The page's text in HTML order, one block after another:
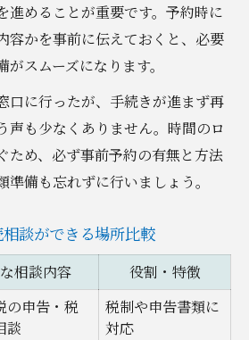
進めることが重要です。予約時に
容かを事前に伝えておくと、必要
スムーズになります。
口に行ったが、手続きが進まず再
声も少なくありません。時間のロ
ため、必ず事前予約の有無と方法
準備も忘れずに行いましょう。
談ができる場所比較
相談内容 役割・特徴
の申告・税
談
税制や申告書類に
対応